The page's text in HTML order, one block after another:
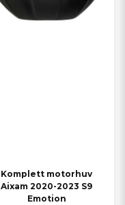
Komplett motorhuv
Aixam 2020-2023 S9
Emotion